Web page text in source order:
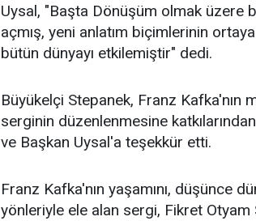
Uysal, "Başta Dönüşüm olmak üzere
açmış, yeni anlatım biçimlerinin
bütün dünyayı etkilemiştir" dedi.
Büyükelçi Stepanek, Franz Kafka'nın
serginin düzenlenmesine
ve Başkan Uysal'a teşekkür etti.
Franz Kafka'nın yaşamını, düşünce
yönleriyle ele alan sergi, Fikret